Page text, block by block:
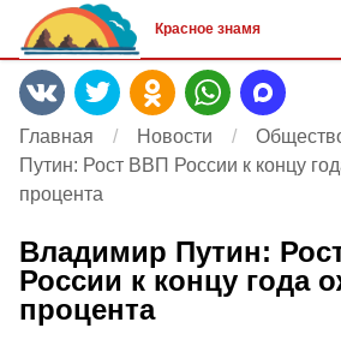
Красное знамя
Главная Новости
Путин: Рост ВВП России к концу
процента
Владимир Путин:
России к концу года
процента